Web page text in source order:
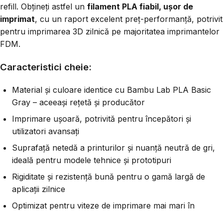
refill. Obțineți astfel un filament PLA fiabil, ușor de
imprimat, cu un raport excelent preț-performanță, potrivit
pentru imprimarea 3D zilnică pe majoritatea imprimantelor
FDM.
Caracteristici cheie:
Material și culoare identice cu Bambu Lab PLA Basic
Gray – aceeași rețetă și producător
Imprimare ușoară, potrivită pentru începători și
utilizatori avansați
Suprafață netedă a printurilor și nuanță neutră de gri,
ideală pentru modele tehnice și prototipuri
Rigiditate și rezistență bună pentru o gamă largă de
aplicații zilnice
Optimizat pentru viteze de imprimare mai mari în